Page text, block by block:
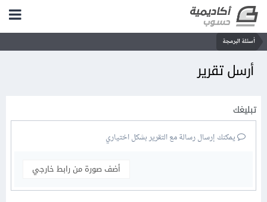
أسئلة البرمجة
أرسل تقرير
تبليغك
يمكنك إرسال رسالة مع التقرير بشكل اختياري
أضف صورة من رابط خارجي